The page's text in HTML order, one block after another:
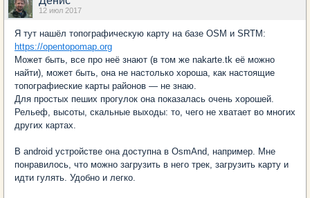
12 июл 2017
Я тут нашёл топографическую карту на базе OSM и SRTM:
https://opentopomap.org
Может быть, все про неё знают (в том же nakarte.tk её можно
найти), может быть, она не настолько хороша, как настоящие
топографиеские карты районов — не знаю.
Для простых пеших прогулок она показалась очень хорошей.
Рельеф, высоты, скальные выходы: то, чего не хватает во многих
других картах.
В android устройстве она доступна в OsmAnd, например. Мне
понравилось, что можно загрузить в него трек, загрузить карту и
идти гулять. Удобно и легко.